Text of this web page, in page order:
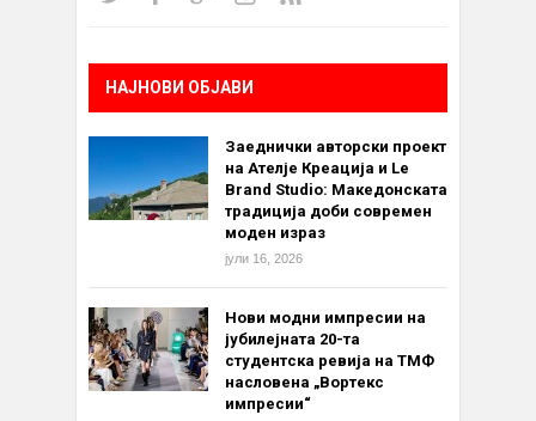
НАЈНОВИ ОБЈАВИ
Заеднички авторски проект
на Ателје Креација и Le
Brand Studio: Македонската
традиција доби современ
моден израз
јули 16, 2026
Нови модни импресии на
јубилејната 20-та
студентска ревија на ТМФ
насловена „Вортекс
импресии“